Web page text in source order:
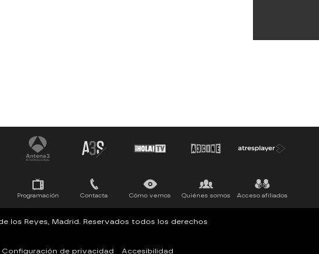
Programación Contacta Cómo vernos Quiénes somos Acceso afiliados
los Reyes, Madrid. Reservados todos los derechos
Configuración de privacidad Accesibilidad